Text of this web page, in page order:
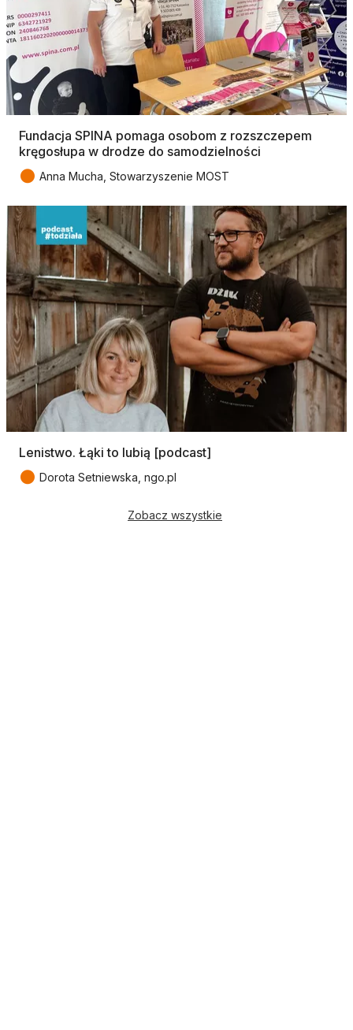
Fundacja SPINA pomaga osobom z rozszczepem
kręgosłupa w drodze do samodzielności
● Anna Mucha, Stowarzyszenie MOST
Lenistwo. Łąki to lubią [podcast]
● Dorota Setniewska, ngo.pl
Zobacz wszystkie